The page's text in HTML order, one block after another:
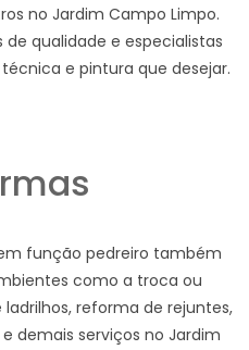
no Jardim Campo Limpo.
qualidade e especialistas
e pintura que desejar.
função pedreiro também
como a troca ou
reforma de rejuntes,
demais serviços no Jardim